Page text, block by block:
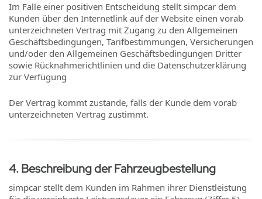
Im Falle einer positiven Entscheidung stellt simpcar dem
Kunden über den Internetlink auf der Website einen vorab
unterzeichneten Vertrag mit Zugang zu den Allgemeinen
Geschäftsbedingungen, Tarifbestimmungen, Versicherungen
und/oder den Allgemeinen Geschäftsbedingungen Dritter
sowie Rücknahmerichtlinien und die Datenschutzerklärung
zur Verfügung
Der Vertrag kommt zustande, falls der Kunde dem vorab
unterzeichneten Vertrag zustimmt.
4.Beschreibung der Fahrzeugbestellung
simpcar stellt dem Kunden im Rahmen ihrer Dienstleistung